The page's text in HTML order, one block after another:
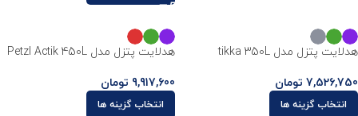
هدلایت پتزل مدل tikka 350L
7,526,750 تومان
انتخاب گزینه ها
هدلایت پتزل مدل Petzl Actik 450L
9,917,600 تومان
انتخاب گزینه ها